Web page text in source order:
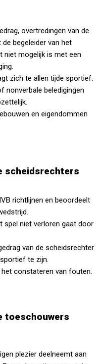
overtredingen van de
begeleider van het
mogelijk is met een
zich te allen tijde sportief.
nonverbale beledigingen
en eigendommen
scheidsrechters
richtlijnen en beoordeelt
spel niet verloren gaat door
van de scheidsrechter
te zijn.
constateren van fouten.
toeschouwers
plezier deelneemt aan